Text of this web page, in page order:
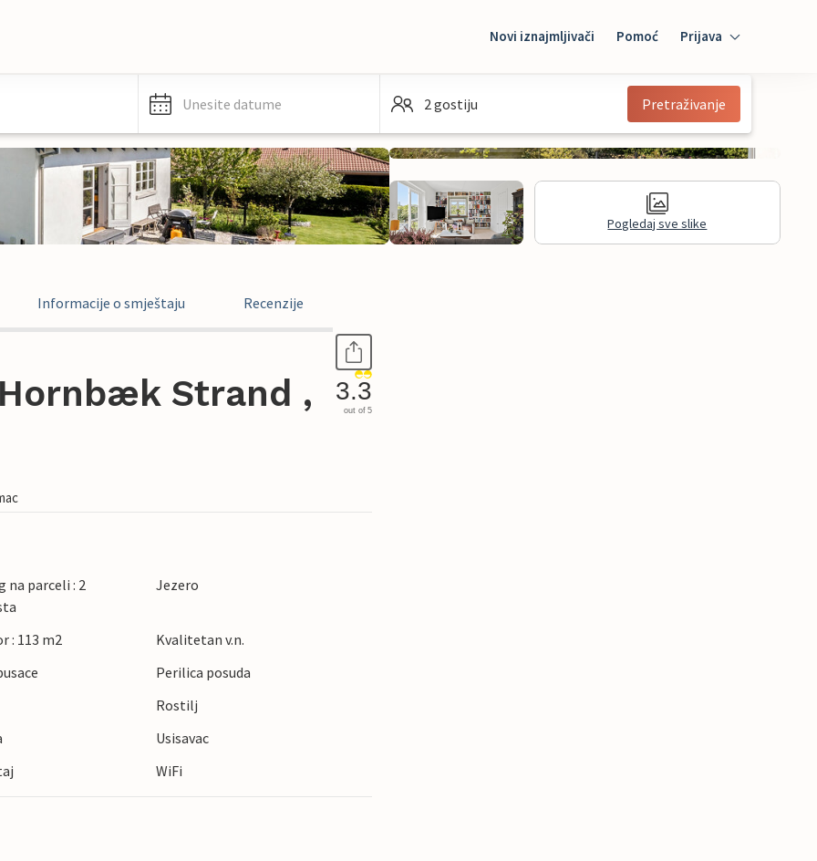
Novi iznajmljivači Pomoć Prijava
Mybooking
Unesite datume 2 gostiju Pretraživanje
Pogledaj sve slike
Informacije o smještaju Recenzije
Strand ,
3.3
out of 5
na parceli : 2
Jezero
: 113 m2
Kvalitetan v.n.
Perilica posuda
Rostilj
Usisavac
WiFi